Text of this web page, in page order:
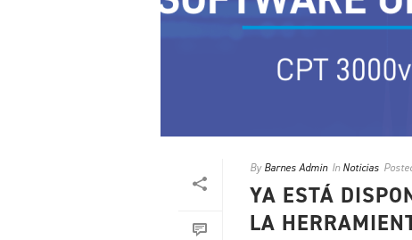
By Barnes Admin In Noticias
YA ESTÁ
LA